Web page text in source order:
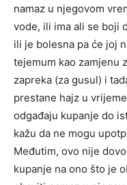
namaz u njegovom
vode, ili ima ali se boji
ili je bolesna pa će joj
tejemum kao zamjenu
zapreka (za gusul) i
prestane hajz u
odgađaju kupanje do
kažu da ne mogu
Međutim, ovo nije
kupanje na ono što je